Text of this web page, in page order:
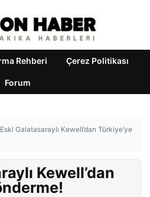
Rehberi Çerez Politikası
Forum
Eski Galatasaraylı Kewell’dan Türkiye’ye
Kewell’dan